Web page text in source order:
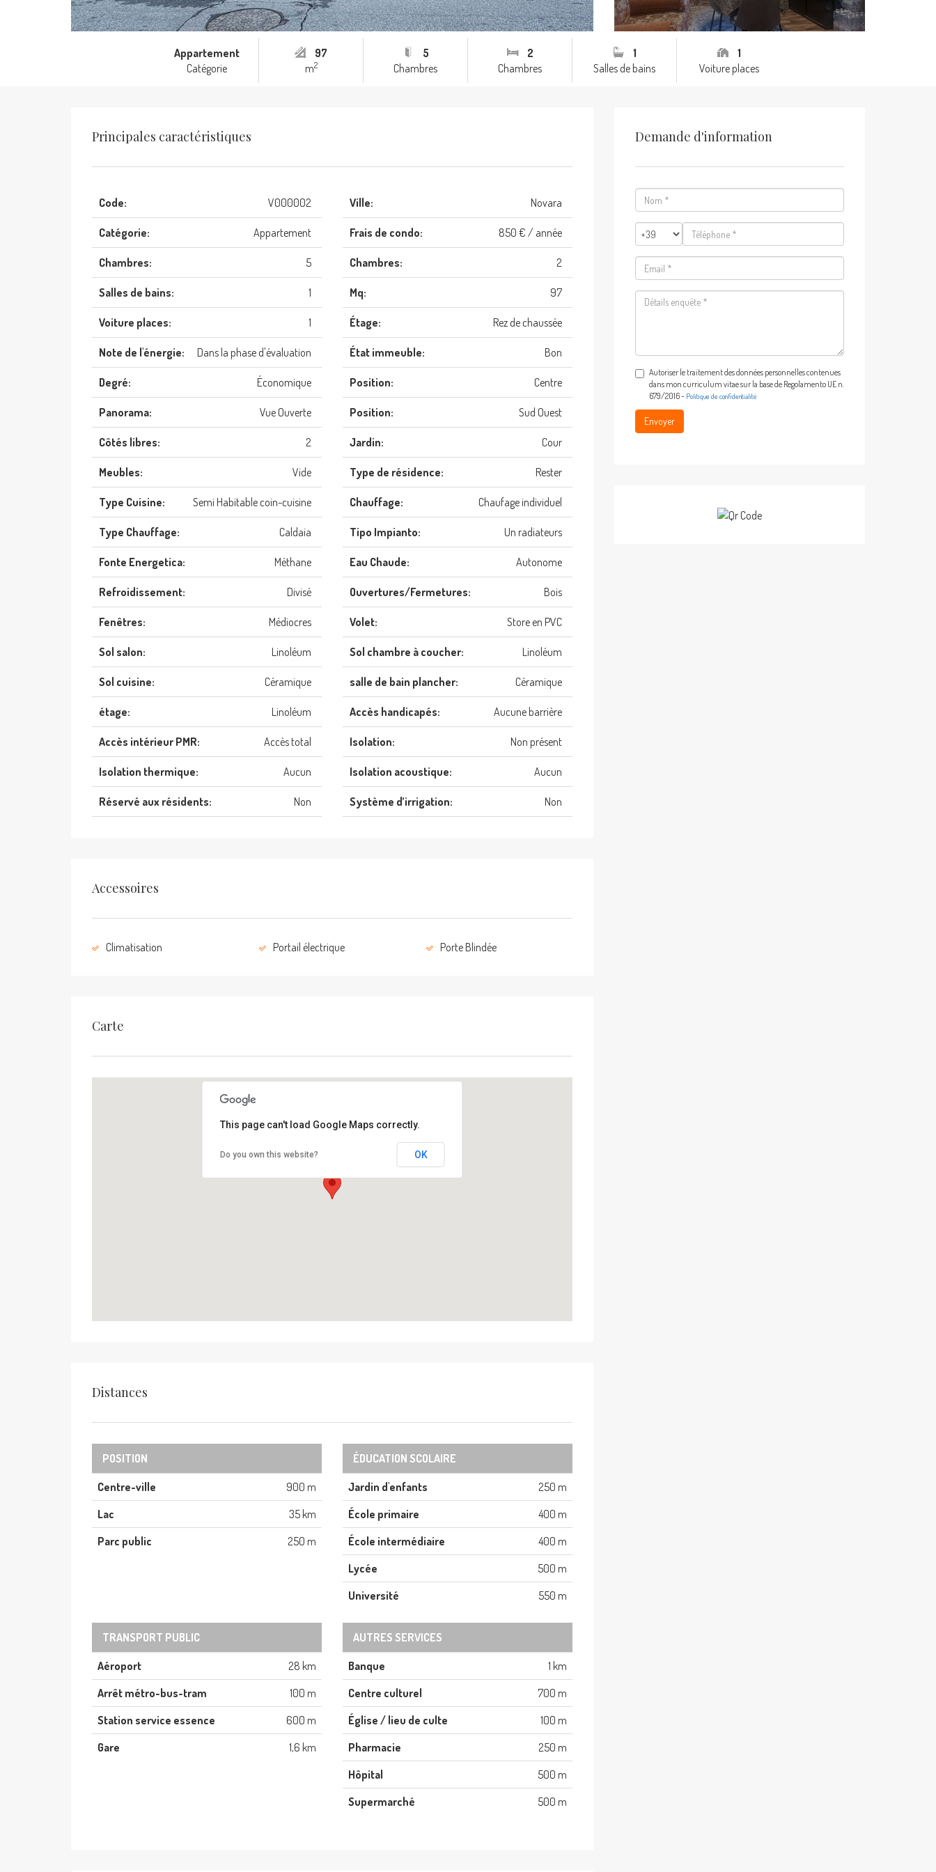
Appartement
Catégorie
97
m2
5
Chambres
2
Chambres
1
Salles de bains
1
Voiture places
Principales caractéristiques
Code: V000002 Ville: Novara
Catégorie: Appartement Frais de condo: 850 € / année
Chambres: 5 Chambres: 2
Salles de bains: 1 Mq: 97
Voiture places: 1 Étage: Rez de chaussée
Note de l'énergie: Dans la phase d'évaluation État immeuble: Bon
Degré: Économique Position: Centre
Panorama: Vue Ouverte Position: Sud Ouest
Côtés libres: 2 Jardin: Cour
Meubles: Vide Type de résidence: Rester
Type Cuisine: Semi Habitable coin-cuisine Chauffage: Chaufage individuel
Type Chauffage: Caldaia Tipo Impianto: Un radiateurs
Fonte Energetica: Méthane Eau Chaude: Autonome
Refroidissement: Divisé Ouvertures/Fermetures: Bois
Fenêtres: Médiocres Volet: Store en PVC
Sol salon: Linoléum Sol chambre à coucher: Linoléum
Sol cuisine: Céramique salle de bain plancher: Céramique
étage: Linoléum Accès handicapés: Aucune barrière
Accès intérieur PMR: Accès total Isolation: Non présent
Isolation thermique: Aucun Isolation acoustique: Aucun
Réservé aux résidents: Non Système d’irrigation: Non
Accessoires
Climatisation Portail électrique Porte Blindée
Carte
This page can't load Google Maps correctly.
Do you own this website? OK
Distances
POSITION
Centre-ville
900 m
Lac
35 km
Parc public
250 m
ÉDUCATION SCOLAIRE
Jardin d'enfants
250 m
École primaire
400 m
École intermédiaire
400 m
Lycée
500 m
Université
550 m
TRANSPORT PUBLIC
Aéroport
28 km
Arrêt métro-bus-tram
100 m
Station service essence
600 m
Gare
1,6 km
AUTRES SERVICES
Banque
1 km
Centre culturel
700 m
Église / lieu de culte
100 m
Pharmacie
250 m
Hôpital
500 m
Supermarché
500 m
Demande d'information
Nom
*
Téléphone
*
Email
*
Détails
Autoriser le traitement des données personnelles contenues
dans mon curriculum vitae sur la base de Regolamento UE n.
679/2016 - Politique de confidentialité
Envoyer